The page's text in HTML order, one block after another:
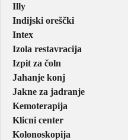
Illy
Indijski oreščki
Intex
Izola restavracija
Izpit za čoln
Jahanje konj
Jakne za jadranje
Kemoterapija
Klicni center
Kolonoskopija